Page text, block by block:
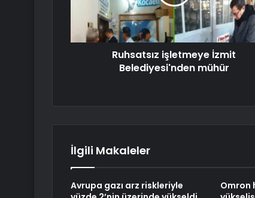
Ruhsatsız işletmeye İzmit
Belediyesi'nden mühür
İlgili Makaleler
Avrupa gazı arz riskleriyle
Omron